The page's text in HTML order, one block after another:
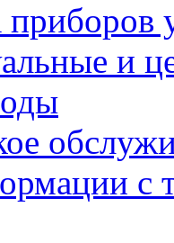
приборов
и
с